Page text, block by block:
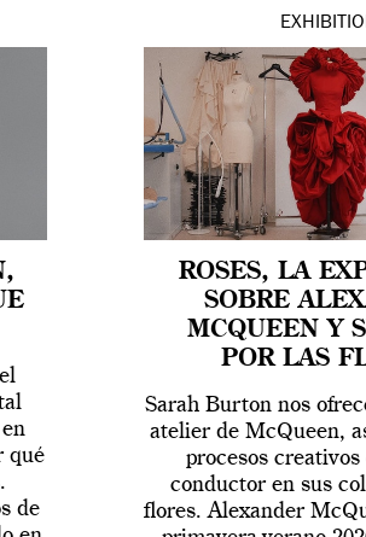
qué
de
ROSES, LA
SOBRE
MCQUEEN Y
POR LAS
Sarah Burton nos
atelier de McQueen,
procesos
conductor en sus
flores. Alexander